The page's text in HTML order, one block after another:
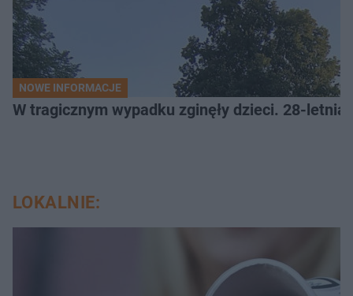
NOWE INFORMACJE
W tragicznym wypadku zginęły dzieci. 28-
LOKALNIE: